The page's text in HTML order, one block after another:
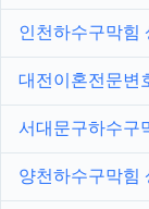
인천하수구막힘
대전이혼전문변
서대문구하수구
양천하수구막힘